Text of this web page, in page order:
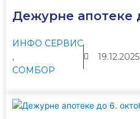
Дежурне апотеке
ИНФО СЕРВИС
,
СОМБОР
19.12.2025